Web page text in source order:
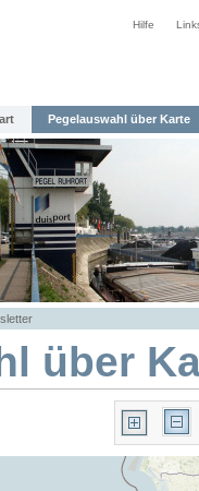
Hilfe
Pegelauswahl über Karte
über